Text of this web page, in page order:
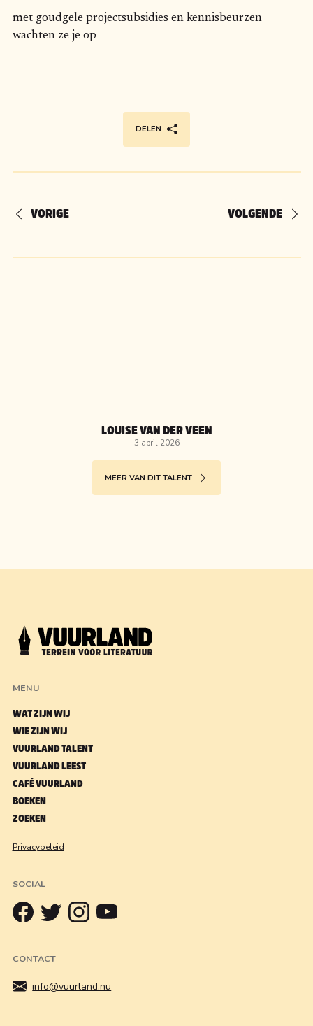
met goudgele projectsubsidies en kennisbeurzen
wachten ze je op
DELEN
VORIGE VOLGENDE
LOUISE VAN DER VEEN
3 april 2026
MEER VAN DIT TALENT
MENU
WAT ZIJN WIJ
WIE ZIJN WIJ
VUURLAND TALENT
VUURLAND LEEST
CAFÉ VUURLAND
BOEKEN
ZOEKEN
Privacybeleid
SOCIAL
CONTACT
info@vuurland.nu